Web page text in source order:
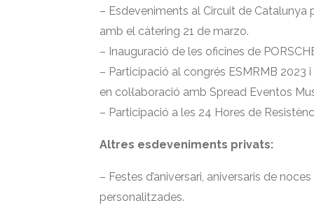
– Esdeveniments al Circuit de Catalunya
amb el càtering 21 de marzo.
– Inauguració de les oficines de
– Participació al congrés ESMRMB 2023
en col·laboració amb Spread Eventos
– Participació a les 24 Hores de
Altres esdeveniments privats:
– Festes d’aniversari, aniversaris de
personalitzades.